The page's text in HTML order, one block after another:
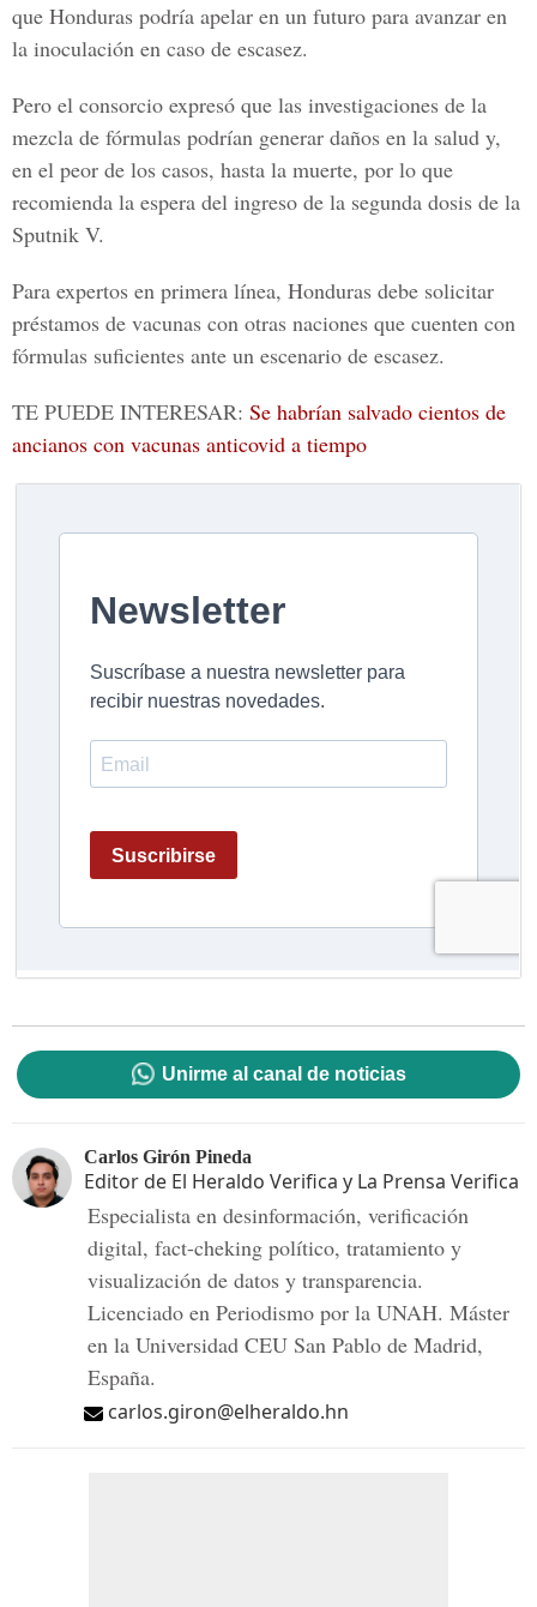
que Honduras podría apelar en un futuro para avanzar en
la inoculación en caso de escasez.
Pero el consorcio expresó que las investigaciones de la
mezcla de fórmulas podrían generar daños en la salud y,
en el peor de los casos, hasta la muerte, por lo que
recomienda la espera del ingreso de la segunda dosis de la
Sputnik V.
Para expertos en primera línea, Honduras debe solicitar
préstamos de vacunas con otras naciones que cuenten con
fórmulas suficientes ante un escenario de escasez.
TE PUEDE INTERESAR: Se habrían salvado cientos de
ancianos con vacunas anticovid a tiempo
Unirme al canal de noticias
Carlos Girón Pineda
Editor de El Heraldo Verifica y La Prensa Verifica
Especialista en desinformación, verificación
digital, fact-cheking político, tratamiento y
visualización de datos y transparencia.
Licenciado en Periodismo por la UNAH. Máster
en la Universidad CEU San Pablo de Madrid,
España.
carlos.giron@elheraldo.hn